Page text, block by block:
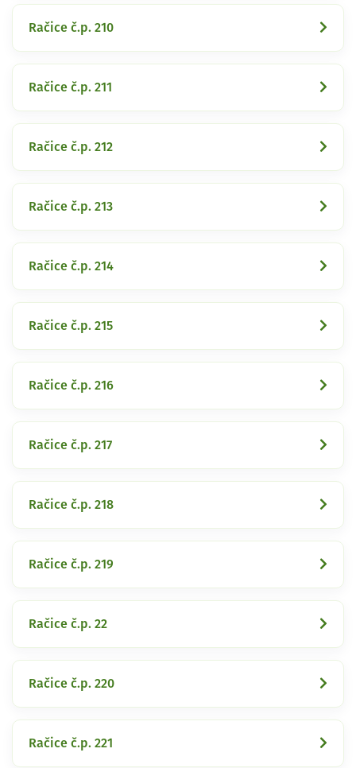
Račice č.p. 210
Račice č.p. 211
Račice č.p. 212
Račice č.p. 213
Račice č.p. 214
Račice č.p. 215
Račice č.p. 216
Račice č.p. 217
Račice č.p. 218
Račice č.p. 219
Račice č.p. 22
Račice č.p. 220
Račice č.p. 221